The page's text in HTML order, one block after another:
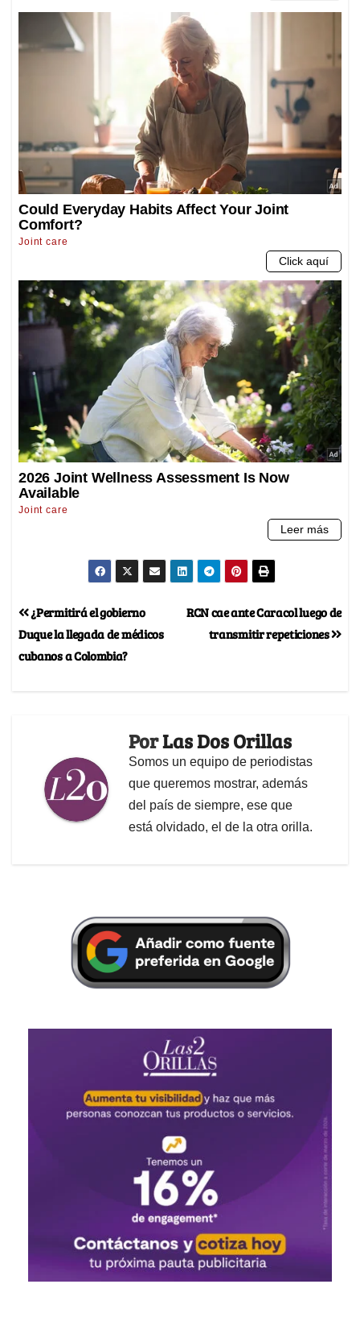
RCN cae ante Caracol luego de
transmitir repeticiones
¿Permitirá el gobierno
Duque la llegada de médicos
cubanos a Colombia?
PorLas Dos Orillas
Somos un equipo de periodistas
que queremos mostrar, además
del país de siempre, ese que
está olvidado, el de la otra orilla.